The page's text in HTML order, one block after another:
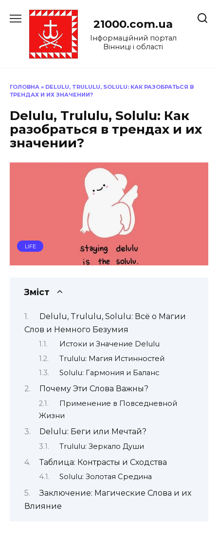
до
21000.com.ua
Інформаційний портал
Вінниці і області
ГОЛОВНА » DELULU, TRULULU, SOLULU: КАК РАЗОБРАТЬСЯ В
ТРЕНДАХ И ИХ ЗНАЧЕНИИ?
Delulu, Trululu, Solulu: Как
разобраться в трендах и их
значении?
LIFE
Зміст
Delulu, Trululu, Solulu: Всё о Магии
Слов и Немного Безумия
Истоки и Значение Delulu
Trululu: Магия Истинностей
Solulu: Гармония и Баланс
Почему Эти Слова Важны?
Применение в Повседневной
Жизни
Delulu: Беги или Мечтай?
Trululu: Зеркало Души
Таблица: Контрасты и Сходства
Solulu: Золотая Средина
Заключение: Магические Слова и их
Влияние